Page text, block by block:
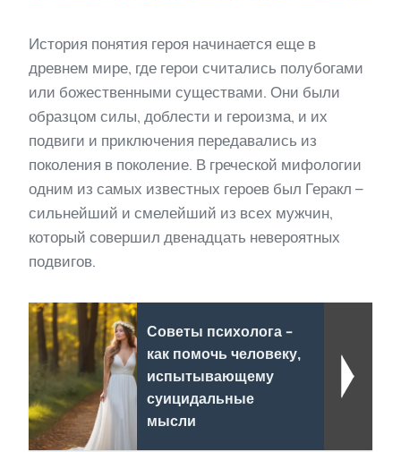
История понятия героя начинается еще в
древнем мире, где герои считались полубогами
или божественными существами. Они были
образцом силы, доблести и героизма, и их
подвиги и приключения передавались из
поколения в поколение. В греческой мифологии
одним из самых известных героев был Геракл –
сильнейший и смелейший из всех мужчин,
который совершил двенадцать невероятных
подвигов.
Советы психолога -
как помочь человеку,
испытывающему
суицидальные
мысли